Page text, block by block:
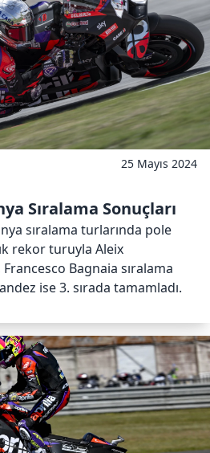
25 Mayıs 2024
Sıralama Sonuçları
sıralama turlarında pole
rekor turuyla Aleix
Bagnaia sıralama
ise 3. sırada tamamladı.